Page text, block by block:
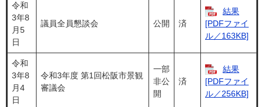
令和
3年8
月5
日
議員全員懇談会 公開 済
結果
[PDFファイ
ル／163KB]
令和
3年8
月4
日
令和3年度 第1回松阪市景観
審議会
一部
非公
開
済
結果
[PDFファイ
ル／256KB]